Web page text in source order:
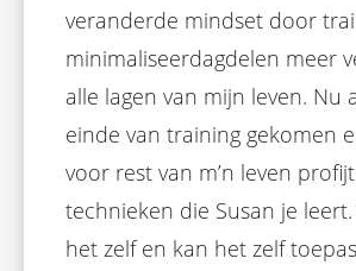
veranderde mindset door
minimaliseerdagdelen meer
alle lagen van mijn leven. Nu
einde van training gekomen
voor rest van m’n leven
technieken die Susan je
het zelf en kan het zelf